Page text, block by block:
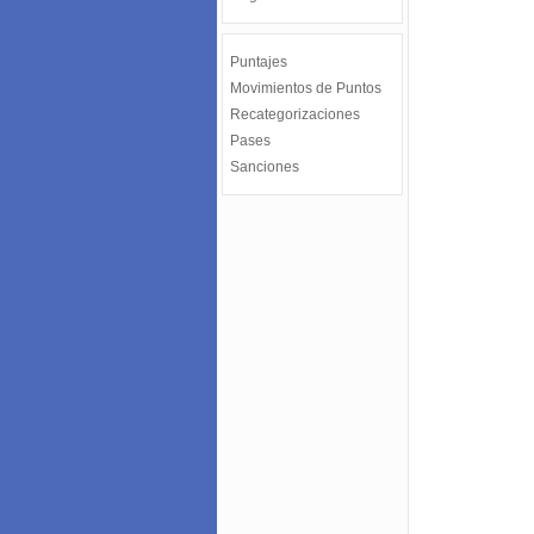
Puntajes
Movimientos de Puntos
Recategorizaciones
Pases
Sanciones